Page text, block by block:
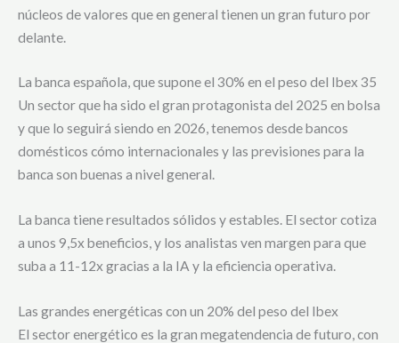
núcleos de valores que en general tienen un gran futuro por
delante.
La banca española, que supone el 30% en el peso del Ibex 35
Un sector que ha sido el gran protagonista del 2025 en bolsa
y que lo seguirá siendo en 2026, tenemos desde bancos
domésticos cómo internacionales y las previsiones para la
banca son buenas a nivel general.
La banca tiene resultados sólidos y estables. El sector cotiza
a unos 9,5x beneficios, y los analistas ven margen para que
suba a 11-12x gracias a la IA y la eficiencia operativa.
Las grandes energéticas con un 20% del peso del Ibex
El sector energético es la gran megatendencia de futuro, con